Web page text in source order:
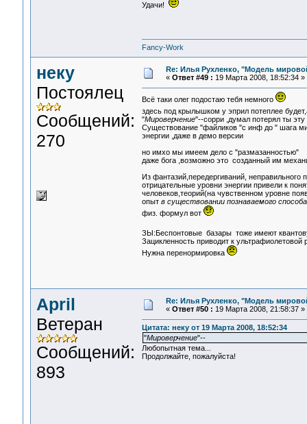
Удачи!
Fancy-Work
неку
Постоялец
Сообщений:
270
Re: Илья Рухленко, "Модель
« Ответ #49 : 19 Марта 2008, 18:52:34 »
Всё таки олег подостаю тебя немного
здесь под крылышком у эприл потеплее
"Мироверчение"--сорри ,думал потерял ты
Существование "файликов "с инф до " шага
энергии ,даже в демо версии
но имхо мы имеем дело с "размазанностью"
даже бога ,возможно это созданный им
Из фантазий,передергиваний,
отрицательные уровни энергии привели к
человеков,теорий(на чувственном уровне
опыт в существовании познаваемого
физ. формул вот
ЗЫ:Беспонтовые базары тоже имеют
Зацикленность приводит к
Нужна перенормировка
April
Ветеран
Сообщений:
893
Re: Илья Рухленко, "Модель
« Ответ #50 : 19 Марта 2008, 21:58:37 »
Цитата: неку от 19 Марта 2008, 18:52:34
"Мироверчение"--
Любопытная тема...
Продолжайте, пожалуйста!